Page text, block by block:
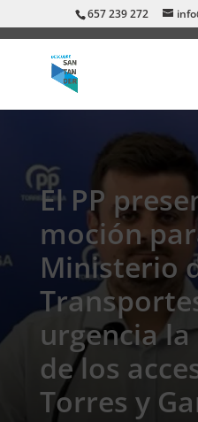
657 239 272
El PP
moción
Ministerio
urgencia
de los
Torres y